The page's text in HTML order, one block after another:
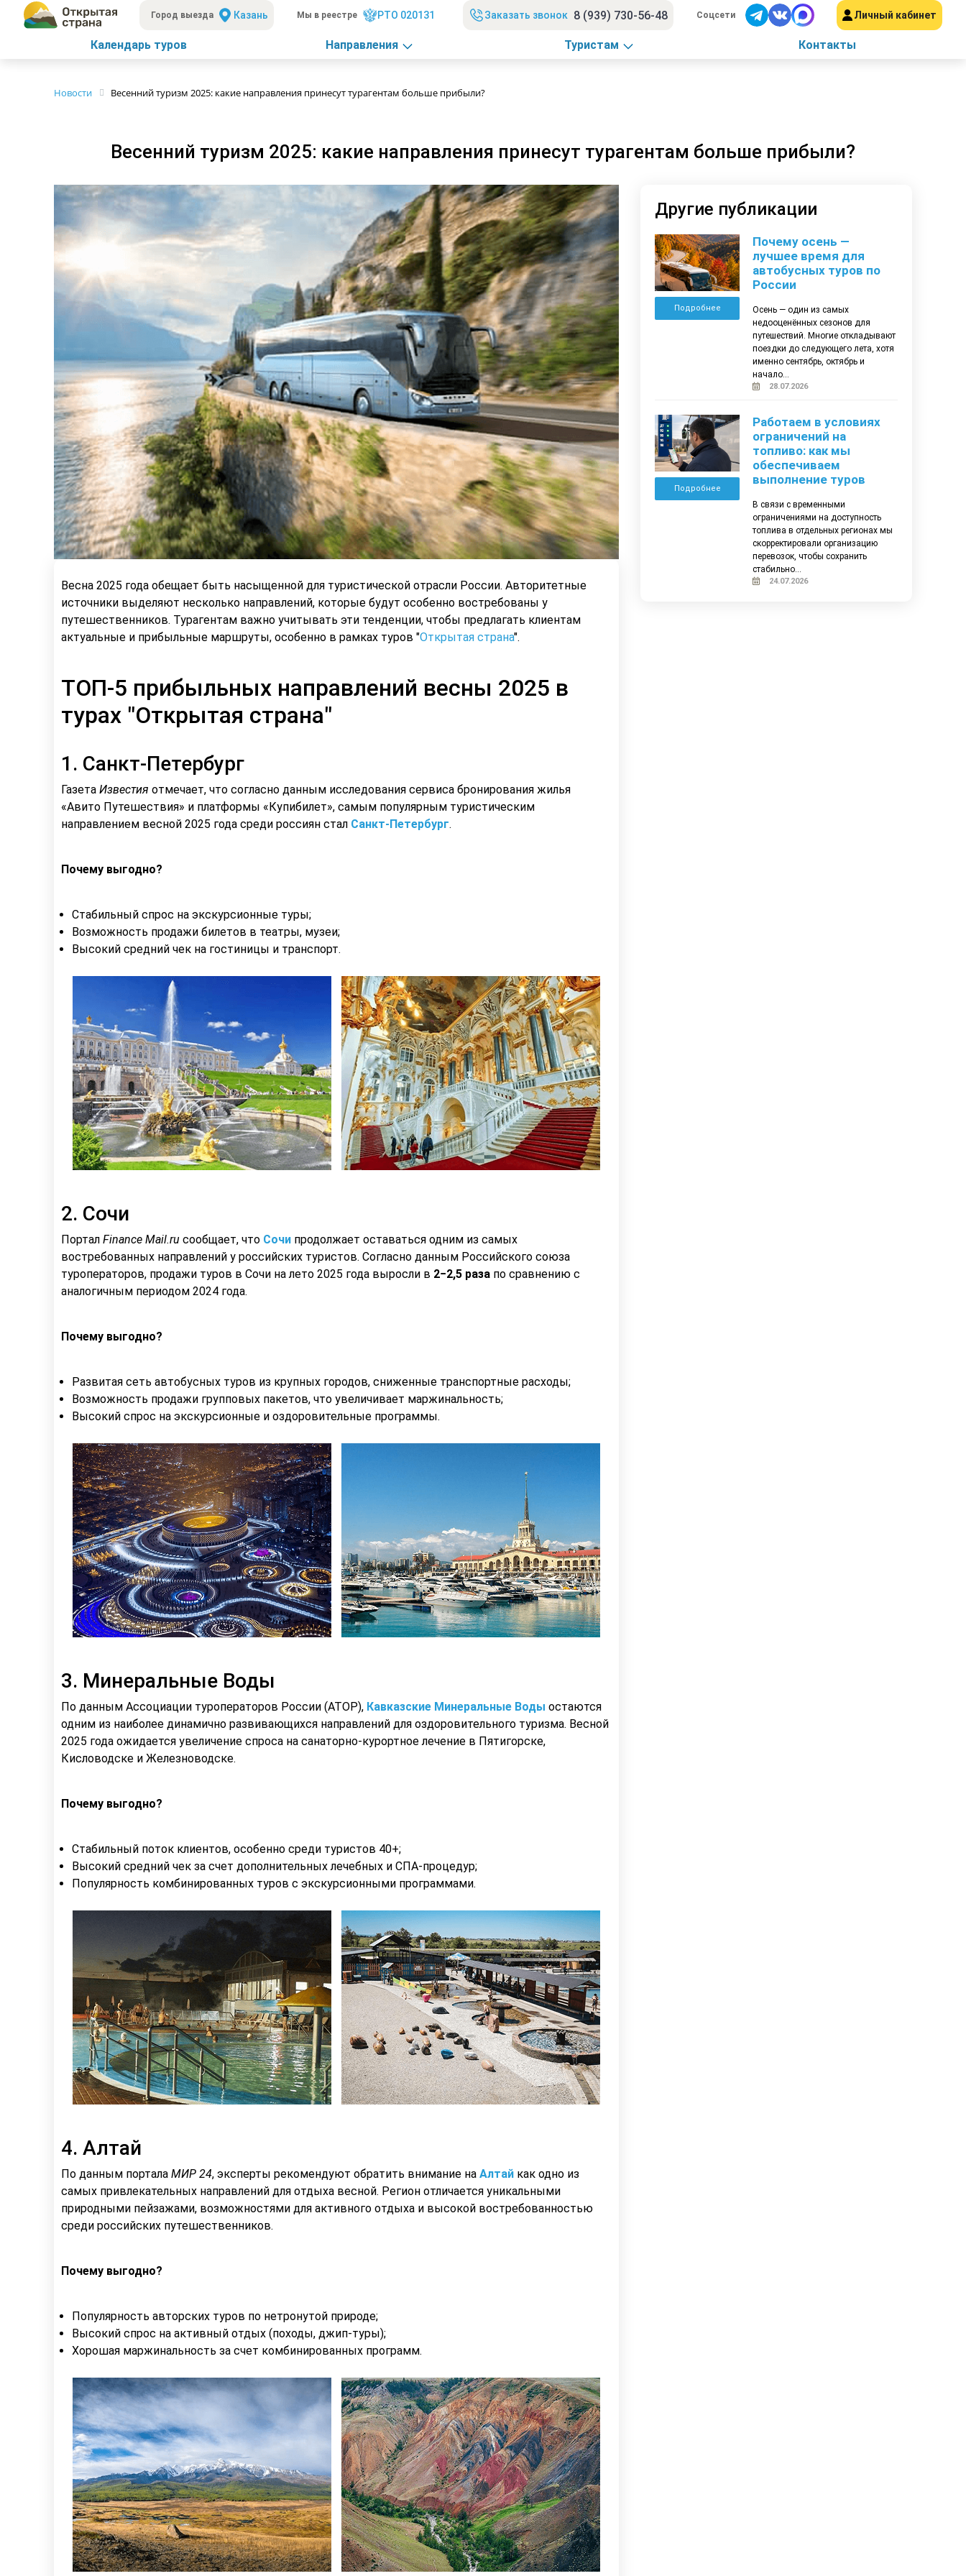
Город выезда Казань Мы в реестре РТО 020131 Заказать звонок 8 (939) 730-56-48 Соцсети Личный кабинет
Календарь туров Направления Туристам Контакты
Новости Весенний туризм 2025: какие направления принесут турагентам больше прибыли?
Весенний туризм 2025: какие направления принесут турагентам больше прибыли?
Весна 2025 года обещает быть насыщенной для туристической отрасли России. Авторитетные
источники выделяют несколько направлений, которые будут особенно востребованы у
путешественников. Турагентам важно учитывать эти тенденции, чтобы предлагать клиентам
актуальные и прибыльные маршруты, особенно в рамках туров "Открытая страна".
ТОП-5 прибыльных направлений весны 2025 в
турах "Открытая страна"
1. Санкт-Петербург
Газета Известия отмечает, что согласно данным исследования сервиса бронирования жилья
«Авито Путешествия» и платформы «Купибилет», самым популярным туристическим
направлением весной 2025 года среди россиян стал Санкт-Петербург.
Почему выгодно?
Стабильный спрос на экскурсионные туры;
Возможность продажи билетов в театры, музеи;
Высокий средний чек на гостиницы и транспорт.
2. Сочи
Портал Finance Mail.ru сообщает, что Сочи продолжает оставаться одним из самых
востребованных направлений у российских туристов. Согласно данным Российского союза
туроператоров, продажи туров в Сочи на лето 2025 года выросли в 2−2,5 раза по сравнению с
аналогичным периодом 2024 года.
Почему выгодно?
Развитая сеть автобусных туров из крупных городов, сниженные транспортные расходы;
Возможность продажи групповых пакетов, что увеличивает маржинальность;
Высокий спрос на экскурсионные и оздоровительные программы.
3. Минеральные Воды
По данным Ассоциации туроператоров России (АТОР), Кавказские Минеральные Воды остаются
одним из наиболее динамично развивающихся направлений для оздоровительного туризма. Весной
2025 года ожидается увеличение спроса на санаторно-курортное лечение в Пятигорске,
Кисловодске и Железноводске.
Почему выгодно?
Стабильный поток клиентов, особенно среди туристов 40+;
Высокий средний чек за счет дополнительных лечебных и СПА-процедур;
Популярность комбинированных туров с экскурсионными программами.
4. Алтай
По данным портала МИР 24, эксперты рекомендуют обратить внимание на Алтай как одно из
самых привлекательных направлений для отдыха весной. Регион отличается уникальными
природными пейзажами, возможностями для активного отдыха и высокой востребованностью
среди российских путешественников.
Почему выгодно?
Популярность авторских туров по нетронутой природе;
Высокий спрос на активный отдых (походы, джип-туры);
Хорошая маржинальность за счет комбинированных программ.
Другие публикации
Подробнее
Почему осень —
лучшее время для
автобусных туров по
России
Осень — один из самых
недооценённых сезонов для
путешествий. Многие откладывают
поездки до следующего лета, хотя
именно сентябрь, октябрь и
начало...
28.07.2026
Подробнее
Работаем в условиях
ограничений на
топливо: как мы
обеспечиваем
выполнение туров
В связи с временными
ограничениями на доступность
топлива в отдельных регионах мы
скорректировали организацию
перевозок, чтобы сохранить
стабильно...
24.07.2026